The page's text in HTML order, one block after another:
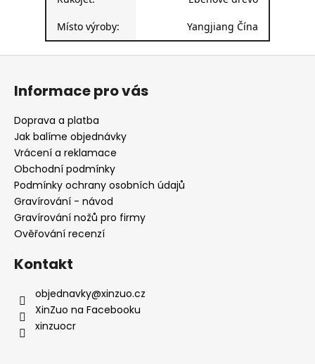
Místo výroby: Yangjiang Čína
Z
Informace pro vás
Doprava a platba
Jak balíme objednávky
Vrácení a reklamace
Obchodní podmínky
Podmínky ochrany osobních údajů
Gravírování - návod
Gravírování nožů pro firmy
Ověřování recenzí
Kontakt
objednavky@xinzuo.cz
XinZuo na Facebooku
xinzuocr